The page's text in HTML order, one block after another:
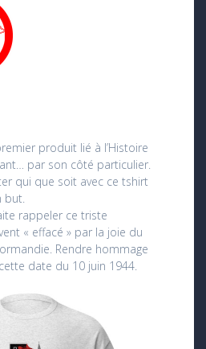
produit lié à l’Histoire
par son côté particulier.
qui que soit avec ce tshirt
but.
rappeler ce triste
« effacé » par la joie du
Rendre hommage
date du 10 juin 1944.